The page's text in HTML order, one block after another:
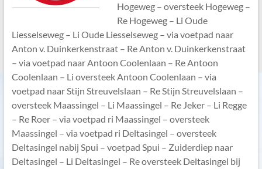
Hogeweg – oversteek Hogeweg –
Re Hogeweg – Li Oude
Liesselseweg – Li Oude Liesselseweg – via voetpad naar
Anton v. Duinkerkenstraat – Re Anton v. Duinkerkenstraat
– via voetpad naar Antoon Coolenlaan – Re Antoon
Coolenlaan – Li oversteek Antoon Coolenlaan – via
voetpad naar Stijn Streuvelslaan – Re Stijn Streuvelslaan –
oversteek Maassingel – Li Maassingel – Re Jeker – Li Regge
– Re Roer – via voetpad ri Maassingel – oversteek
Maassingel – via voetpad ri Deltasingel – oversteek
Deltasingel nabij Spui – voetpad Spui – Zuiderdiep naar
Deltasingel – Li Deltasingel – Re oversteek Deltasingel bij